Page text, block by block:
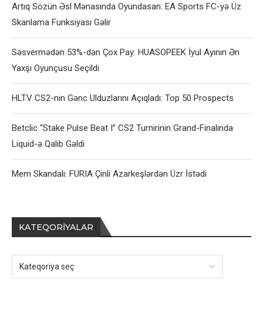
Artıq Sözün Əsl Mənasında Oyundasan: EA Sports FC-yə Üz
Skanlama Funksiyası Gəlir
Səsvermədən 53%-dən Çox Pay: HUASOPEEK İyul Ayının Ən
Yaxşı Oyunçusu Seçildi
HLTV CS2-nin Gənc Ulduzlarını Açıqladı: Top 50 Prospects
Betclic “Stake Pulse Beat I” CS2 Turnirinin Grand-Finalında
Liquid-ə Qalib Gəldi
Mem Skandalı: FURIA Çinli Azarkeşlərdən Üzr İstədi
KATEQORIYALAR